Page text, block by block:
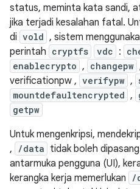
status, meminta kata sandi,
jika terjadi kesalahan fatal.
di vold , sistem
perintah cryptfs vdc :
enablecrypto , changepw
verificationpw , verifypw ,
mountdefaultencrypted ,
getpw
Untuk mengenkripsi,
, /data tidak boleh
antarmuka pengguna (UI),
kerangka kerja memerlukan
/